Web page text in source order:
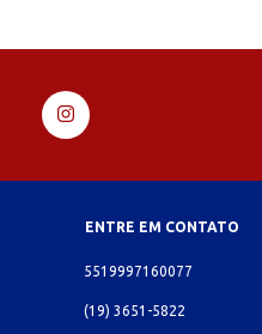
ENTRE EM CONTATO
5519997160077
(19) 3651-5822